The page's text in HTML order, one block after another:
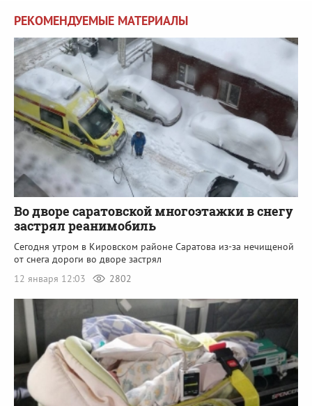
РЕКОМЕНДУЕМЫЕ МАТЕРИАЛЫ
Во дворе саратовской многоэтажки в снегу
застрял реанимобиль
Сегодня утром в Кировском районе Саратова из-за нечищеной
от снега дороги во дворе застрял
12 января 12:03
2802